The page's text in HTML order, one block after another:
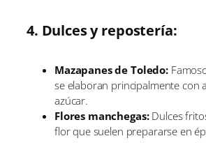
4. Dulces y repostería:
Mazapanes de Toledo:
se elaboran principalmente con
azúcar.
Flores manchegas:Dulces
flor que suelen prepararse en